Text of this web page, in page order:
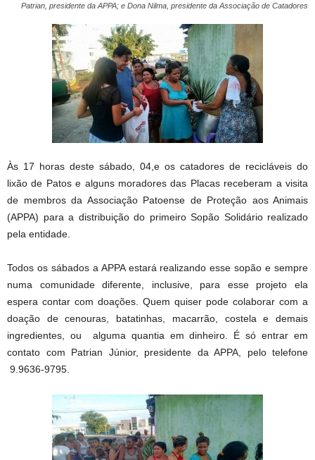
Patrian, presidente da APPA; e Dona Nilma, presidente da Associação de Catadores
Às 17 horas deste sábado, 04,e os catadores de recicláveis do
lixão de Patos e alguns moradores das Placas receberam a visita
de membros da Associação Patoense de Proteção aos Animais
(APPA) para a distribuição do primeiro Sopão Solidário realizado
pela entidade.
Todos os sábados a APPA estará realizando esse sopão e sempre
numa comunidade diferente, inclusive, para esse projeto ela
espera contar com doações. Quem quiser pode colaborar com a
doação de cenouras, batatinhas, macarrão, costela e demais
ingredientes, ou alguma quantia em dinheiro. É só entrar em
contato com Patrian Júnior, presidente da APPA, pelo telefone
9.9636-9795.